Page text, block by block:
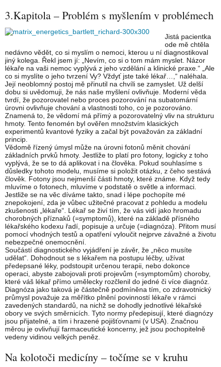
3.Kapitola – Problém s myšlením v problémech
Jistá pacientka
ode mě chtěla
nedávno vědět, co si myslím o nemoci, kterou u ní diagnostikoval
jiný kolega. Řekl jsem jí: „Nevím, co si o tom mám myslet. Názor
lékaře na vaši nemoc vyplývá z jeho vzdělání a klinické praxe.“ „Ale
co si myslíte o jeho tvrzení Vy? Vždyť jste také lékař…,“ naléhala.
Její neoblomný postoj mě přinutil na chvíli se zamyslet. Už delší
dobu si uvědomuji, že nás naše myšlení ovlivňuje. Moderní věda
tvrdí, že pozorovatel nebo proces pozorování na subatomární
úrovni ovlivňuje chování a vlastnosti toho, co je pozorováno.
Znamená to, že vědomí má přímý a pozorovatelný vliv na strukturu
hmoty. Tento fenomén byl ověřen množstvím klasických
experimentů kvantové fyziky a začal být považován za základní
princip.
Vědomě řízený úmysl může na úrovni fotonů měnit chování
základních prvků hmoty. Jestliže to platí pro fotony, logicky z toho
vyplývá, že se to dá aplikovat i na člověka. Pokud souhlasíme s
důsledky tohoto modelu, musíme si položit otázku, z čeho sestává
člověk. Fotony jsou nejmenší části hmoty, které známe. Když tedy
mluvíme o fotonech, mluvíme v podstatě o světle a informaci.
Jestliže se na věc díváme takto, snad i lépe pochopíte mé
znepokojení, zda je vůbec užitečné pracovat z pohledu a modelu
zkušenosti „lékaře“. Lékař se živí tím, že vás vidí jako hromadu
chorobných příznaků (=symptomů), které na základě přísného
lékařského kodexu řadí, popisuje a určuje (=diagnóza). Přitom musí
pomocí vhodných testů a opatření vyloučit nejprve závažné a životu
nebezpečné onemocnění.
Součástí diagnostického vyjádření je závěr, že „něco musíte
udělat“. Dohodnout se s lékařem na postupu léčby, užívat
předepsané léky, podstoupit určenou terapii, nebo dokonce
operaci, abyste zabojovali proti projevům (=symptomům) choroby,
které váš lékař přímo umělecky rozčlenil do jedné či více diagnóz.
Diagnóza jako taková je částečně podmíněna tím, co zdravotnický
průmysl považuje za měřítko plnění povinností lékaře v rámci
zavedených standardů, na nichž se dohodly jednotlivé lékařské
obory ve svých směrnicích. Tyto normy předepisují, které diagnózy
jsou přijatelné, a tím i hrazené pojišťovnami (v USA). Značnou
měrou je ovlivňují farmaceutické koncerny, jež jsou pochopitelně
vedeny vidinou velkých peněz.
Na kolotoči medicíny – točíme se v kruhu